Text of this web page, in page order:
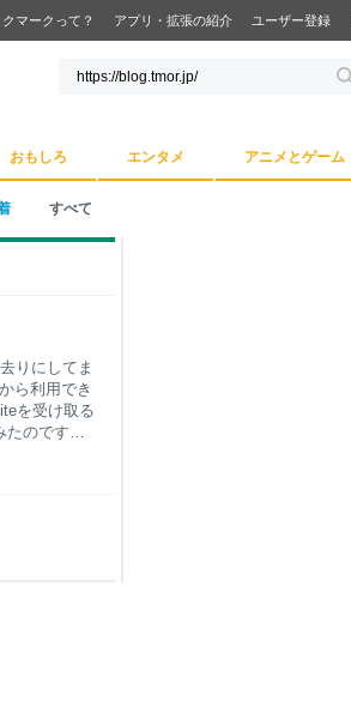
マークって？ アプリ・拡張の紹介 ユーザー登録
おもしろ エンタメ アニメとゲーム
すべて
りにしてま
ら利用でき
を受け取る
たのです
これがとて